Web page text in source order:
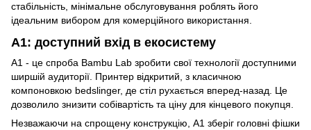
стабільність, мінімальне обслуговування роблять його
ідеальним вибором для комерційного використання.
A1: доступний вхід в екосистему
A1 - це спроба Bambu Lab зробити свої технології доступними
ширшій аудиторії. Принтер відкритий, з класичною
компоновкою bedslinger, де стіл рухається вперед-назад. Це
дозволило знизити собівартість та ціну для кінцевого покупця.
Незважаючи на спрощену конструкцію, A1 зберіг головні фішки